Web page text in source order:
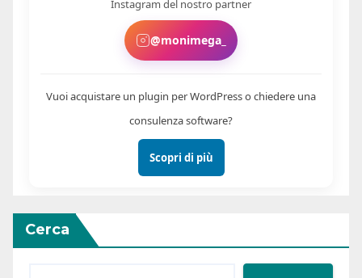
Cerca
Instagram del nostro partner
@monimega_
Vuoi acquistare un plugin per WordPress o chiedere una
consulenza software?
Scopri di più